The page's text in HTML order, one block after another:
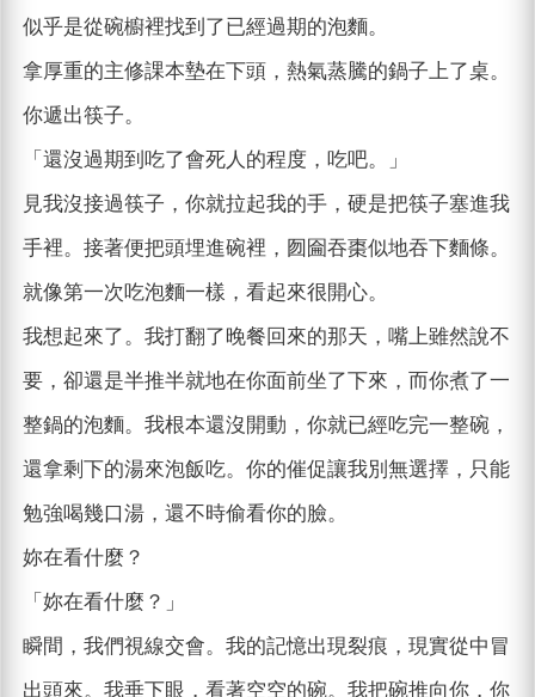
似乎是從碗櫥裡找到了已經過期的泡麵。
拿厚重的主修課本墊在下頭，熱氣蒸騰的鍋子上了桌。
你遞出筷子。
「還沒過期到吃了會死人的程度，吃吧。」
見我沒接過筷子，你就拉起我的手，硬是把筷子塞進我
手裡。接著便把頭埋進碗裡，囫圇吞棗似地吞下麵條。
就像第一次吃泡麵一樣，看起來很開心。
我想起來了。我打翻了晚餐回來的那天，嘴上雖然說不
要，卻還是半推半就地在你面前坐了下來，而你煮了一
整鍋的泡麵。我根本還沒開動，你就已經吃完一整碗，
還拿剩下的湯來泡飯吃。你的催促讓我別無選擇，只能
勉強喝幾口湯，還不時偷看你的臉。
妳在看什麼？
「妳在看什麼？」
瞬間，我們視線交會。我的記憶出現裂痕，現實從中冒
出頭來。我垂下眼，看著空空的碗。我把碗推向你，你